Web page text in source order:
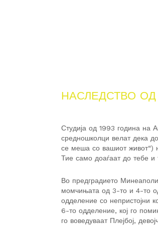
НАСЛЕДСТВО
Студија од 1993 година на
средношколци велат дека
се меша со вашиот живот“)
Тие само доаѓаат до тебе и
Во предградието
момчињата од 3-то и 4-то
одделение со непристојни
6-то одделение, кој го
го воведуваат Плејбој,